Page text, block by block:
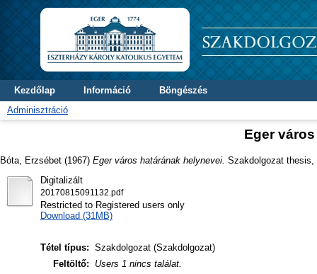
Kezdőlap Információ
Böngészés
Adminisztráció
Eger
Bóta, Erzsébet (1967) Eger város határának helynevei. Szakdolgozat thesis,
Digitalizált
20170815091132.pdf
Restricted to Registered users only
Download (31MB)
Tétel típus: Szakdolgozat (Szakdolgozat)
Feltöltő:
Users 1 nincs találat.